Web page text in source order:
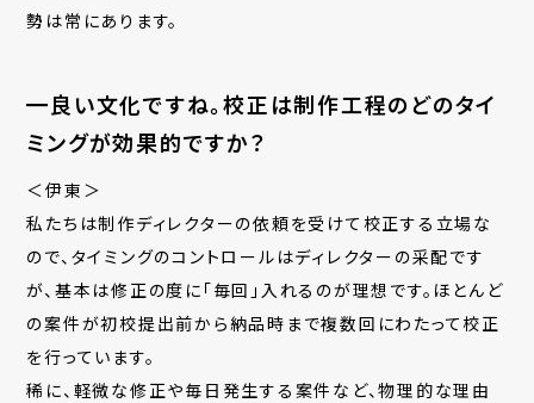
勢は常にあります。
━良い文化ですね。校正は制作工程のどのタイ
ミングが効果的ですか？
＜伊東＞
私たちは制作ディレクターの依頼を受けて校正する立場な
ので、タイミングのコントロールはディレクターの采配です
が、基本は修正の度に「毎回」入れるのが理想です。ほとんど
の案件が初校提出前から納品時まで複数回にわたって校正
を行っています。
稀に、軽微な修正や毎日発生する案件など、物理的な理由